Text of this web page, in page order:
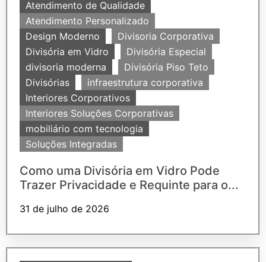
Atendimento de Qualidade
Atendimento Personalizado
Design Moderno
Divisoria Corporativa
Divisória em Vidro
Divisória Especial
divisoria moderna
Divisória Piso Teto
Divisórias
infraestrutura corporativa
Interiores Corporativos
Interiores Soluções Corporativas
mobiliário com tecnologia
Soluções Integradas
Como uma Divisória em Vidro Pode
Trazer Privacidade e Requinte para o...
31 de julho de 2026